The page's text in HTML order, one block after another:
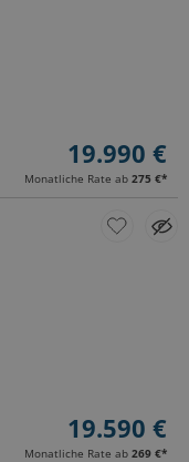
19.990 €
Monatliche Rate ab 275 €*
19.590 €
Monatliche Rate ab 269 €*